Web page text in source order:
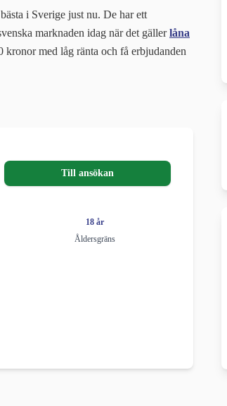
i Sverige just nu. De har ett
marknaden idag när det gällerlåna
med låg ränta och få erbjudanden
Till ansökan
18 år
Åldersgräns